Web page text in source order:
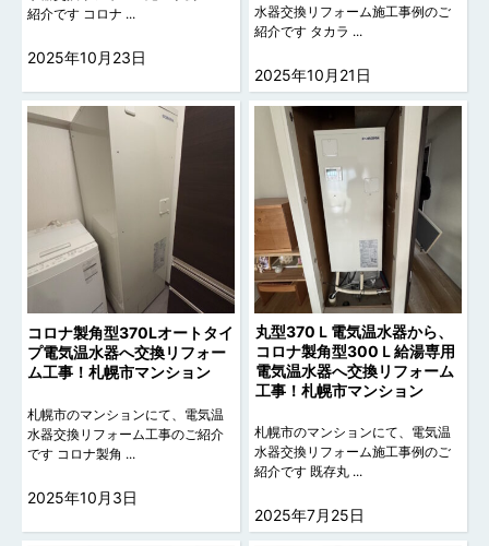
紹介です コロナ ...
2025年10月23日
水器交換リフォーム施工事例のご
紹介です タカラ ...
2025年10月21日
コロナ製角型370Lオートタイ
プ電気温水器へ交換リフォー
ム工事！札幌市マンション
札幌市のマンションにて、電気温
水器交換リフォーム工事のご紹介
です コロナ製角 ...
2025年10月3日
丸型370Ｌ電気温水器から、
コロナ製角型300Ｌ給湯専用
電気温水器へ交換リフォーム
工事！札幌市マンション
札幌市のマンションにて、電気温
水器交換リフォーム施工事例のご
紹介です 既存丸 ...
2025年7月25日